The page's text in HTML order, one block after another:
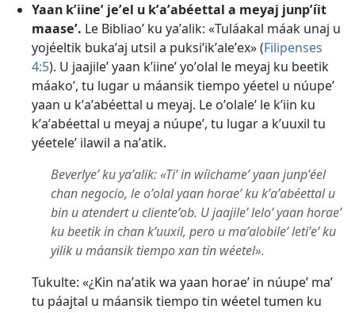
Yaan kʼiineʼ jeʼel u kʼaʼabéettal a meyaj junpʼíit
maaseʼ. Le Bibliaoʼ ku yaʼalik: «Tuláakal máak unaj u
yojéeltik bukaʼaj utsil a puksiʼikʼaleʼex» (Filipenses
4:5). U jaajileʼ yaan kʼiineʼ yoʼolal le meyaj ku beetik
máakoʼ, tu lugar u máansik tiempo yéetel u núupeʼ
yaan u kʼaʼabéettal u meyaj. Le oʼolaleʼ le kʼiin ku
kʼaʼabéettal u meyaj a núupeʼ, tu lugar a kʼuuxil tu
yéeteleʼ ilawil a naʼatik.
Beverlyeʼ ku yaʼalik: «Tiʼ in wíichameʼ yaan junpʼéel
chan negocio, le oʼolal yaan horaeʼ ku kʼaʼabéettal u
bin u atendert u clienteʼob. U jaajileʼ leloʼ yaan horaeʼ
ku beetik in chan kʼuuxil, pero u maʼalobileʼ letiʼeʼ ku
yilik u máansik tiempo xan tin wéetel».
Tukulte: «¿Kin naʼatik wa yaan horaeʼ in núupeʼ maʼ
tu páajtal u máansik tiempo tin wéetel tumen ku